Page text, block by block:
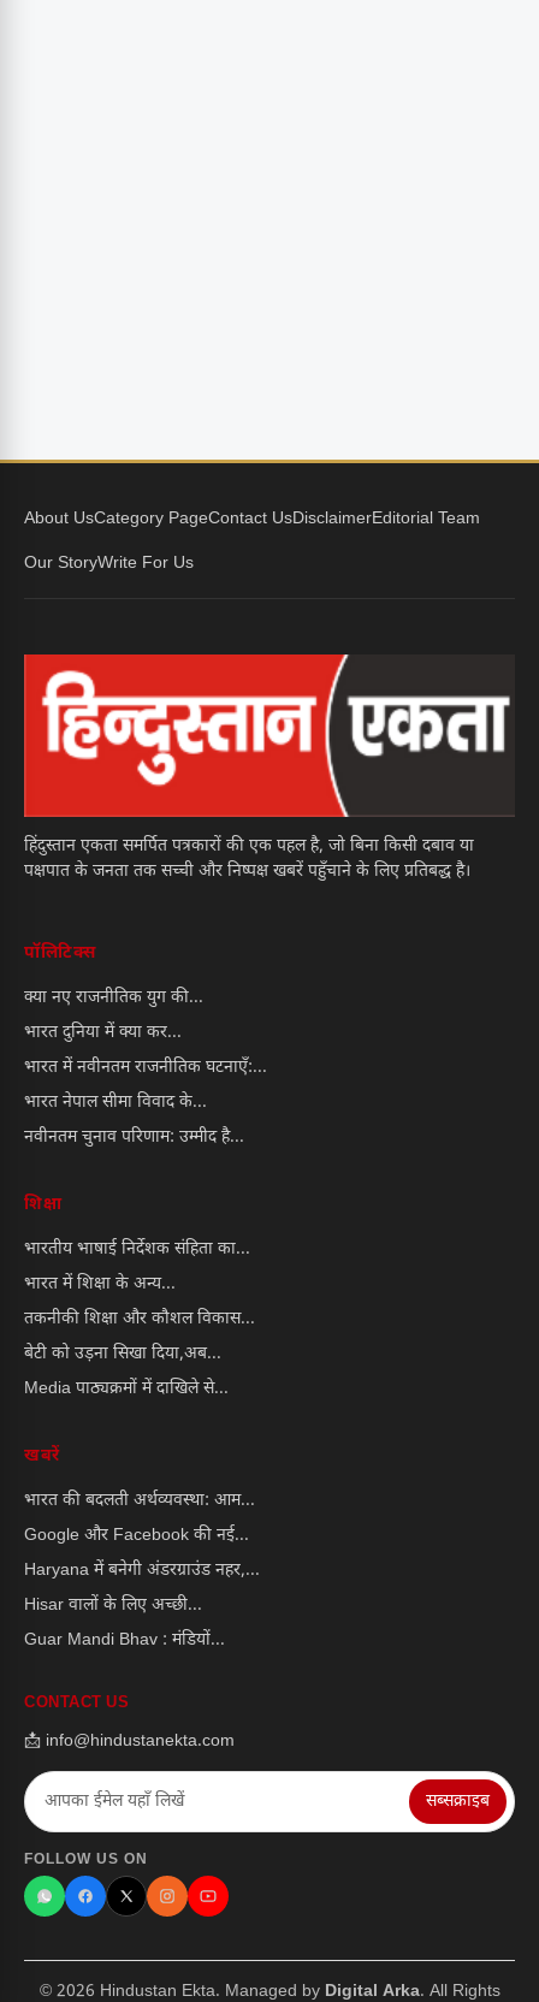
About UsCategory PageContact UsDisclaimerEditorial Team
Our StoryWrite For Us
हिंदुस्तान एकता समर्पित पत्रकारों की एक पहल है, जो बिना किसी दबाव या
पक्षपात के जनता तक सच्ची और निष्पक्ष खबरें पहुँचाने के लिए प्रतिबद्ध है।
पॉलिटिक्स
क्या नए राजनीतिक युग की...
भारत दुनिया में क्या कर...
भारत में नवीनतम राजनीतिक घटनाएँ:...
भारत नेपाल सीमा विवाद के...
नवीनतम चुनाव परिणाम: उम्मीद है...
शिक्षा
भारतीय भाषाई निर्देशक संहिता का...
भारत में शिक्षा के अन्य...
तकनीकी शिक्षा और कौशल विकास...
बेटी को उड़ना सिखा दिया,अब...
Media पाठ्यक्रमों में दाखिले से...
खबरें
भारत की बदलती अर्थव्यवस्था: आम...
Google और Facebook की नई...
Haryana में बनेगी अंडरग्राउंड नहर,...
Hisar वालों के लिए अच्छी...
Guar Mandi Bhav : मंडियों...
CONTACT US
📩 info@hindustanekta.com
सब्सक्राइब
FOLLOW US ON
© 2026 Hindustan Ekta. Managed by Digital Arka. All Rights